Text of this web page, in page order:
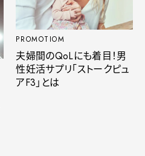
PROMOTIOM
夫婦間のQoLにも着目！男
性妊活サプリ「ストークピュ
アF3」とは